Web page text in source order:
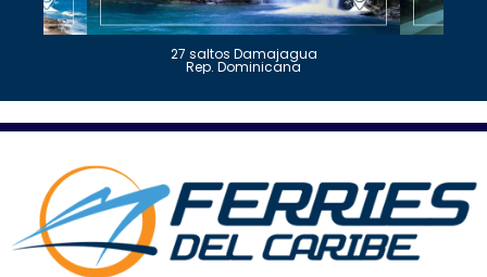
27 saltos Damajagua
Rep. Dominicana